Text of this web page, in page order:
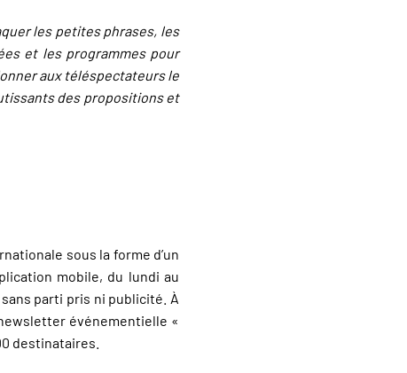
les petites phrases, les
et les programmes pour
aux téléspectateurs le
des propositions et
sous la forme d’un
mobile, du lundi au
parti pris ni publicité. À
événementielle «
destinataires.